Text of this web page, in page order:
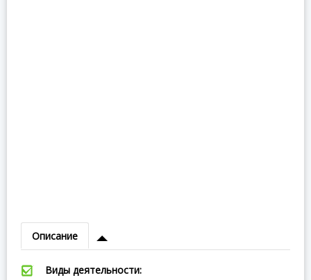
Описание
Виды деятельности: